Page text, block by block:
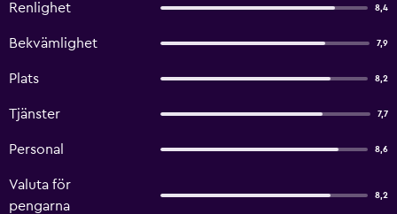
Renlighet 8,4
Bekvämlighet 7,9
Plats 8,2
Tjänster 7,7
Personal 8,6
Valuta för
pengarna
8,2